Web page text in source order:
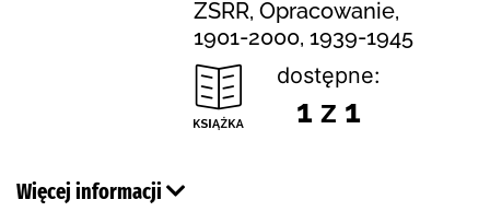
ZSRR, Opracowanie,
1901-2000, 1939-1945
dostępne:
1 z 1
Więcej informacji